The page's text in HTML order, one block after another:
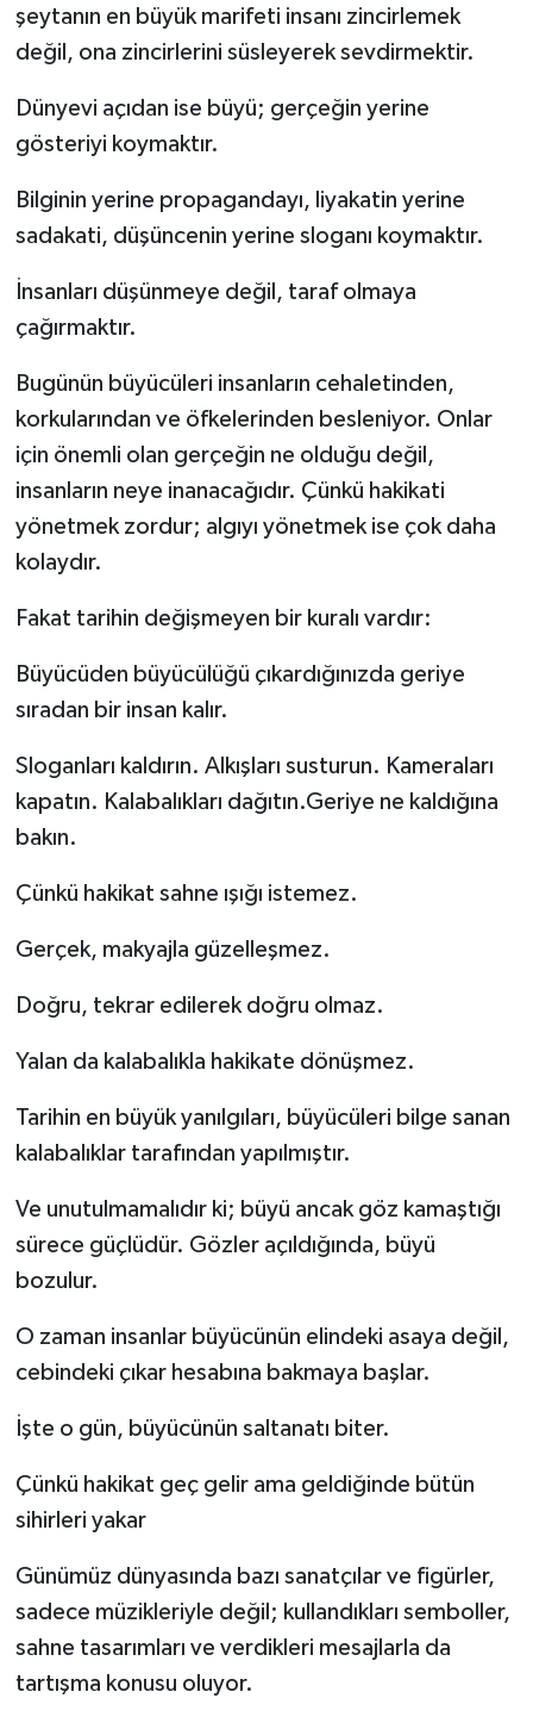
şeytanın en büyük marifeti insanı zincirlemek
değil, ona zincirlerini süsleyerek sevdirmektir.
Dünyevi açıdan ise büyü; gerçeğin yerine
gösteriyi koymaktır.
Bilginin yerine propagandayı, liyakatin yerine
sadakati, düşüncenin yerine sloganı koymaktır.
İnsanları düşünmeye değil, taraf olmaya
çağırmaktır.
Bugünün büyücüleri insanların cehaletinden,
korkularından ve öfkelerinden besleniyor. Onlar
için önemli olan gerçeğin ne olduğu değil,
insanların neye inanacağıdır. Çünkü hakikati
yönetmek zordur; algıyı yönetmek ise çok daha
kolaydır.
Fakat tarihin değişmeyen bir kuralı vardır:
Büyücüden büyücülüğü çıkardığınızda geriye
sıradan bir insan kalır.
Sloganları kaldırın. Alkışları susturun. Kameraları
kapatın. Kalabalıkları dağıtın.Geriye ne kaldığına
bakın.
Çünkü hakikat sahne ışığı istemez.
Gerçek, makyajla güzelleşmez.
Doğru, tekrar edilerek doğru olmaz.
Yalan da kalabalıkla hakikate dönüşmez.
Tarihin en büyük yanılgıları, büyücüleri bilge sanan
kalabalıklar tarafından yapılmıştır.
Ve unutulmamalıdır ki; büyü ancak göz kamaştığı
sürece güçlüdür. Gözler açıldığında, büyü
bozulur.
O zaman insanlar büyücünün elindeki asaya değil,
cebindeki çıkar hesabına bakmaya başlar.
İşte o gün, büyücünün saltanatı biter.
Çünkü hakikat geç gelir ama geldiğinde bütün
sihirleri yakar
Günümüz dünyasında bazı sanatçılar ve figürler,
sadece müzikleriyle değil; kullandıkları semboller,
sahne tasarımları ve verdikleri mesajlarla da
tartışma konusu oluyor.